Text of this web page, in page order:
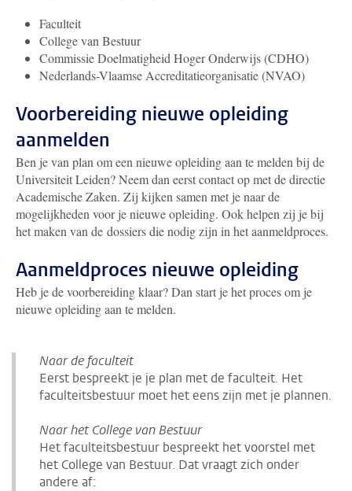
Faculteit
College van Bestuur
Commissie Doelmatigheid Hoger Onderwijs (CDHO)
Nederlands-Vlaamse Accreditatieorganisatie (NVAO)
Voorbereiding nieuwe opleiding
aanmelden
Ben je van plan om een nieuwe opleiding aan te melden bij de
Universiteit Leiden? Neem dan eerst contact op met de directie
Academische Zaken. Zij kijken samen met je naar de
mogelijkheden voor je nieuwe opleiding. Ook helpen zij je bij
het maken van de dossiers die nodig zijn in het aanmeldproces.
Aanmeldproces nieuwe opleiding
Heb je de voorbereiding klaar? Dan start je het proces om je
nieuwe opleiding aan te melden.
Naar de faculteit
Eerst bespreekt je je plan met de faculteit. Het
faculteitsbestuur moet het eens zijn met je plannen.
Naar het College van Bestuur
Het faculteitsbestuur bespreekt het voorstel met
het College van Bestuur. Dat vraagt zich onder
andere af: